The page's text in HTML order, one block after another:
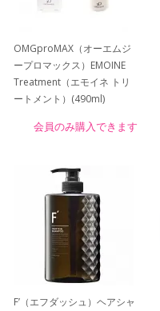
OMGproMAX（オーエムジ
ープロマックス）EMOINE
Treatment（エモイネ トリ
ートメント）(490ml)
会員のみ購入できます
F’（エフダッシュ）ヘアシャ